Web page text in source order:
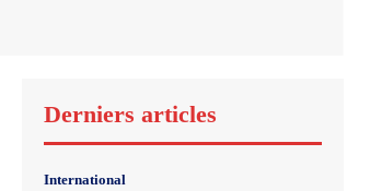
Derniers articles
International